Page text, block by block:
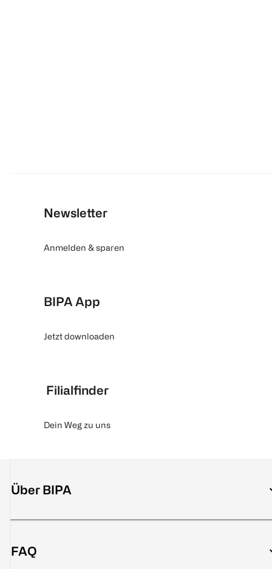
Newsletter
Anmelden & sparen
BIPA App
Jetzt downloaden
Filialfinder
Dein Weg zu uns
Über BIPA
FAQ